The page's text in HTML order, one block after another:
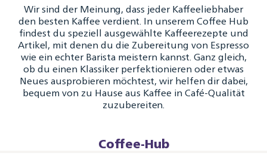
Wir sind der Meinung, dass jeder Kaffeeliebhaber
den besten Kaffee verdient. In unserem Coffee Hub
findest du speziell ausgewählte Kaffeerezepte und
Artikel, mit denen du die Zubereitung von Espresso
wie ein echter Barista meistern kannst. Ganz gleich,
ob du einen Klassiker perfektionieren oder etwas
Neues ausprobieren möchtest, wir helfen dir dabei,
bequem von zu Hause aus Kaffee in Café-Qualität
zuzubereiten.
Coffee-Hub